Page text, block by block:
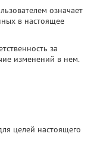
означает
в настоящее
за
изменений в нем.
целей настоящего